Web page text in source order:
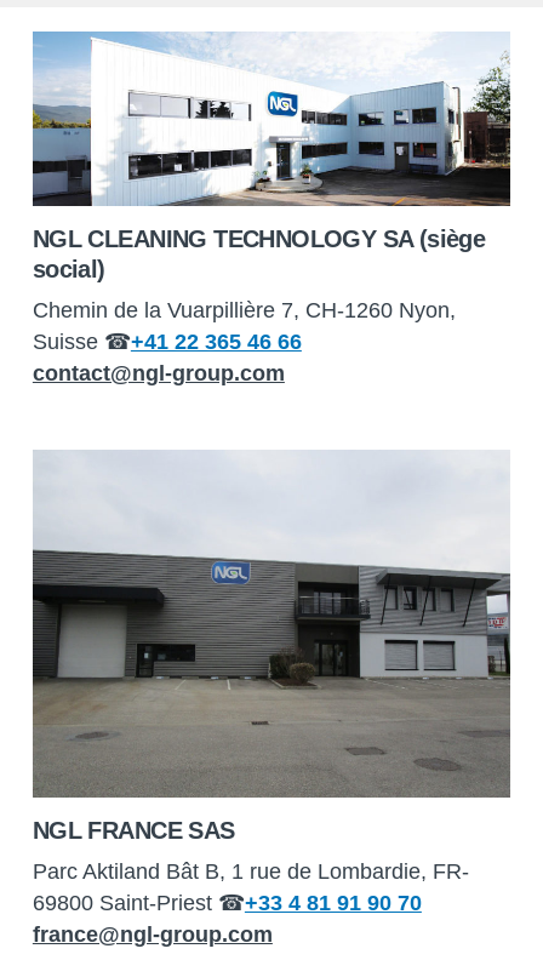
NGL CLEANING TECHNOLOGY SA (siège
social)
Chemin de la Vuarpillière 7, CH-1260 Nyon,
Suisse ☎+41 22 365 46 66
contact@ngl-group.com
NGL FRANCE SAS
Parc Aktiland Bât B, 1 rue de Lombardie, FR-
69800 Saint-Priest ☎+33 4 81 91 90 70
france@ngl-group.com